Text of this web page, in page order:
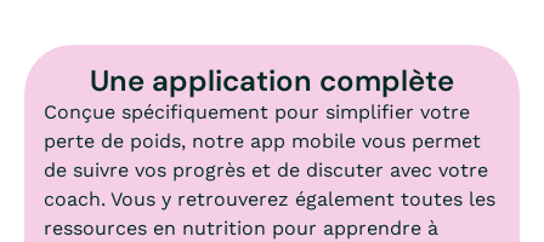
Une application complète
Conçue spécifiquement pour simplifier votre
perte de poids, notre app mobile vous permet
de suivre vos progrès et de discuter avec votre
coach. Vous y retrouverez également toutes les
ressources en nutrition pour apprendre à